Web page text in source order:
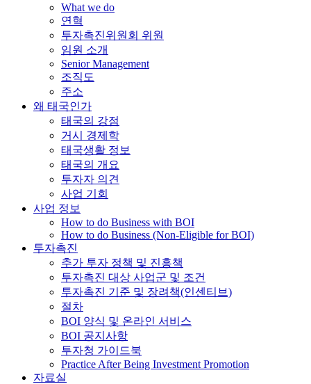
What we do
연혁
투자촉진위원회 위원
임원 소개
Senior Management
조직도
주소
왜 태국인가
태국의 강점
거시 경제학
태국생활 정보
태국의 개요
투자자 의견
사업 기회
사업 정보
How to do Business with BOI
How to do Business (Non-Eligible for BOI)
투자촉진
추가 투자 정책 및 진흥책
투자촉진 대상 사업군 및 조건
투자촉진 기준 및 장려책(인센티브)
절차
BOI 양식 및 온라인 서비스
BOI 공지사항
투자청 가이드북
Practice After Being Investment Promotion
자료실